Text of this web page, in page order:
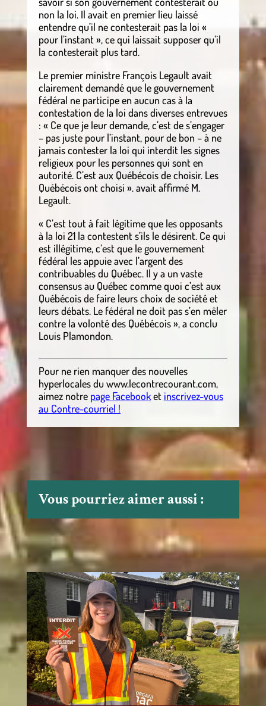
non la loi. Il avait en premier lieu laissé
entendre qu’il ne contesterait pas la loi «
pour l’instant », ce qui laissait supposer qu’il
la contesterait plus tard.
Le premier ministre François Legault avait
clairement demandé que le gouvernement
fédéral ne participe en aucun cas à la
contestation de la loi dans diverses entrevues
: « Ce que je leur demande, c’est de s’engager
– pas juste pour l’instant, pour de bon – à ne
jamais contester la loi qui interdit les signes
religieux pour les personnes qui sont en
autorité. C’est aux Québécois de choisir. Les
Québécois ont choisi ». avait affirmé M.
Legault.
« C’est tout à fait légitime que les opposants
à la loi 21 la contestent s’ils le désirent. Ce qui
est illégitime, c’est que le gouvernement
fédéral les appuie avec l’argent des
contribuables du Québec. Il y a un vaste
consensus au Québec comme quoi c’est aux
Québécois de faire leurs choix de société et
leurs débats. Le fédéral ne doit pas s’en mêler
contre la volonté des Québécois », a conclu
Louis Plamondon.
Pour ne rien manquer des nouvelles
hyperlocalesdu www.lecontrecourant.com,
aimez notre page Facebooket inscrivez-vous
au Contre-courriel !
Vous pourriez aimer aussi :